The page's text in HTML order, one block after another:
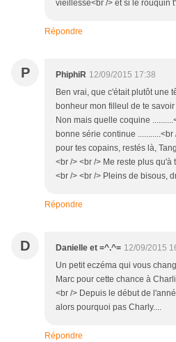
vieillesse<br /> et si le rouquin
Répondre
P PhiphiR 12/09/2015 17:38
Ben vrai, que c'était plutôt une
bonheur mon filleul de te
Non mais quelle coquine
bonne série continue
pour tes copains, restés là,
<br /> <br /> Me reste plus qu'à
<br /> <br /> Pleins de bisous,
Répondre
D Danielle et =^.^= 12/09/2015
Un petit eczéma qui vous
Marc pour cette chance à
<br /> Depuis le début de
alors pourquoi pas Charly....
Répondre